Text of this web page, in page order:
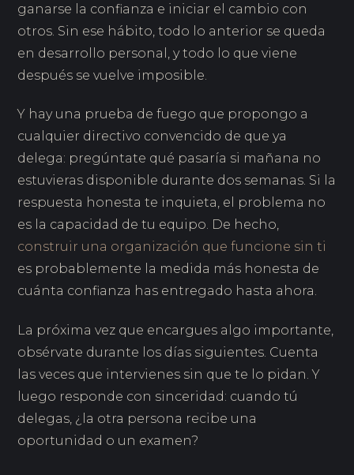
ganarse la confianza e iniciar el cambio con
otros. Sin ese hábito, todo lo anterior se queda
en desarrollo personal, y todo lo que viene
después se vuelve imposible.
Y hay una prueba de fuego que propongo a
cualquier directivo convencido de que ya
delega: pregúntate qué pasaría si mañana no
estuvieras disponible durante dos semanas. Si la
respuesta honesta te inquieta, el problema no
es la capacidad de tu equipo. De hecho,
construir una organización que funcione sin ti
es probablemente la medida más honesta de
cuánta confianza has entregado hasta ahora.
La próxima vez que encargues algo importante,
obsérvate durante los días siguientes. Cuenta
las veces que intervienes sin que te lo pidan. Y
luego responde con sinceridad: cuando tú
delegas, ¿la otra persona recibe una
oportunidad o un examen?